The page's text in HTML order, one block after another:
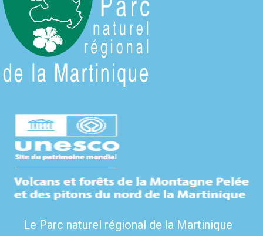
Le Parc naturel régional de la Martinique